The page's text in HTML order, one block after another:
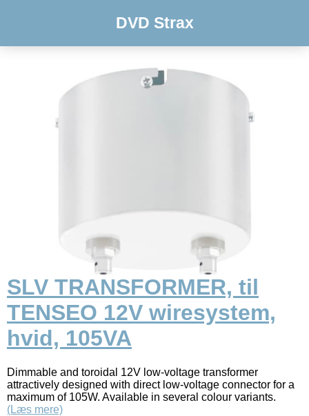
DVD Strax
SLV TRANSFORMER, til
TENSEO 12V wiresystem,
hvid, 105VA
Dimmable and toroidal 12V low-voltage transformer
attractively designed with direct low-voltage connector for a
maximum of 105W. Available in several colour variants.
(Læs mere)